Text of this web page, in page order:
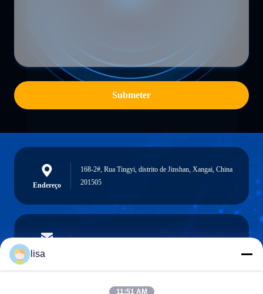
Submeter
Endereço
168-2#, Rua Tingyi, distrito de Jinshan, Xangai, China
201505
E-mail
lisa
11:51 AM